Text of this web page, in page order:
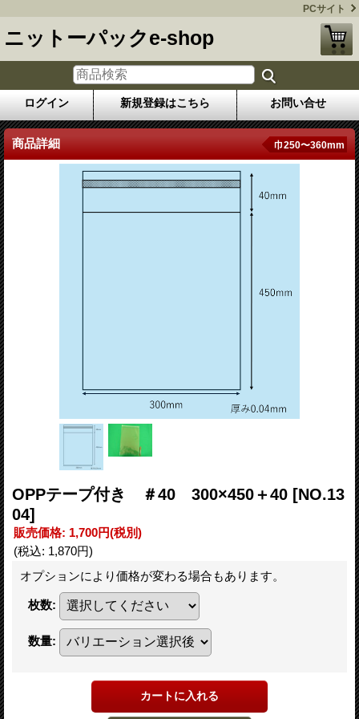
PCサイト
ニットーパックe-shop
ログイン 新規登録はこちら お問い合せ
商品詳細 巾250〜360mm
OPPテープ付き ＃40 300×450＋40 [NO.13
04]
販売価格: 1,700円(税別)
(税込: 1,870円)
オプションにより価格が変わる場合もあります。
枚数:
数量: